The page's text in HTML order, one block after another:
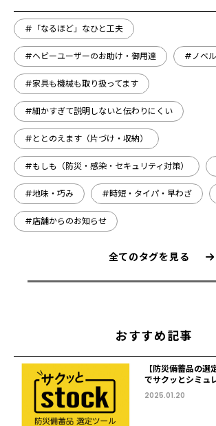
#「なるほど」なひと工夫
#ヘビーユーザーのお助け・御用達 #ノベ
#家具も機械も取り扱ってます
#細かすぎて説明しないと伝わりにくい
#ととのえます（片づけ・収納）
#もしも（防災・感染・セキュリティ対策）
#地味・巧み #時短・タイパ・早わざ
#店舗からのお知らせ
全てのタグを見る
おすすめ記事
【防災備蓄品の
でサクッとシミュ
2025.01.20